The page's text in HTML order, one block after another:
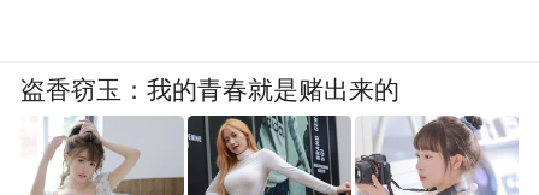
盗香窃玉：我的青春就是赌出来的